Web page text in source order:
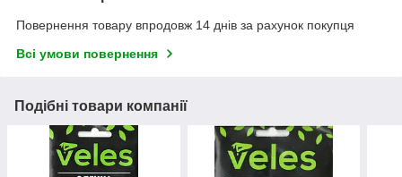
Повернення товару впродовж 14 днів за рахунок покупця
Всі умови повернення
Подібні товари компанії